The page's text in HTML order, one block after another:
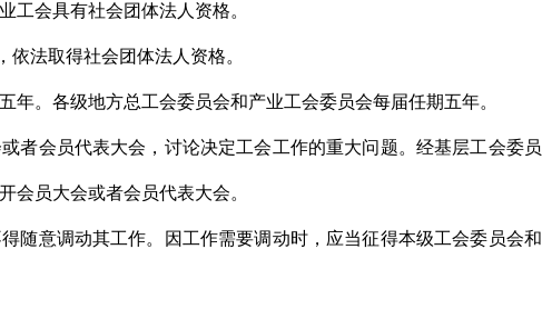
工会具有社会团体法人资格。
法取得社会团体法人资格。
年。各级地方总工会委员会和产业工会委员会每届任期五年。
者会员代表大会，讨论决定工会工作的重大问题。经基层工会委
会员大会或者会员代表大会。
随意调动其工作。因工作需要调动时，应当征得本级工会委员会